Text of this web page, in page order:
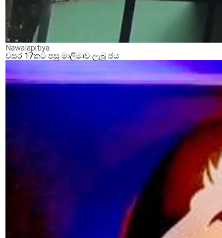
Nawalapitiya
වසර 17කට පසු මාලිමාව ලැබූ ජය